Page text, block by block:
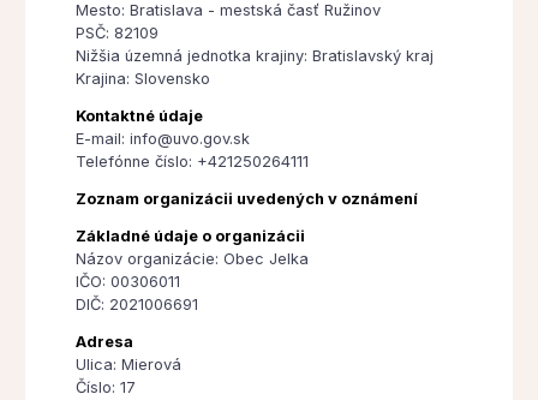
Mesto: Bratislava - mestská časť Ružinov
PSČ: 82109
Nižšia územná jednotka krajiny: Bratislavský kraj
Krajina: Slovensko
Kontaktné údaje
E-mail: info@uvo.gov.sk
Telefónne číslo: +421250264111
Zoznam organizácii uvedených v oznámení
Základné údaje o organizácii
Názov organizácie: Obec Jelka
IČO: 00306011
DIČ: 2021006691
Adresa
Ulica: Mierová
Číslo: 17